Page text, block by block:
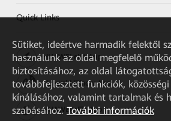
Quick Links
HUAWEI eKit App
Huawei HiKnow App
HUAWEI eFly App
Sütiket, ideértve harmadik felektől
használunk az oldal megfelelő
biztosításához, az oldal
továbbfejlesztett funkciók,
kínálásához, valamint tartalmak és
szabásához. További információk